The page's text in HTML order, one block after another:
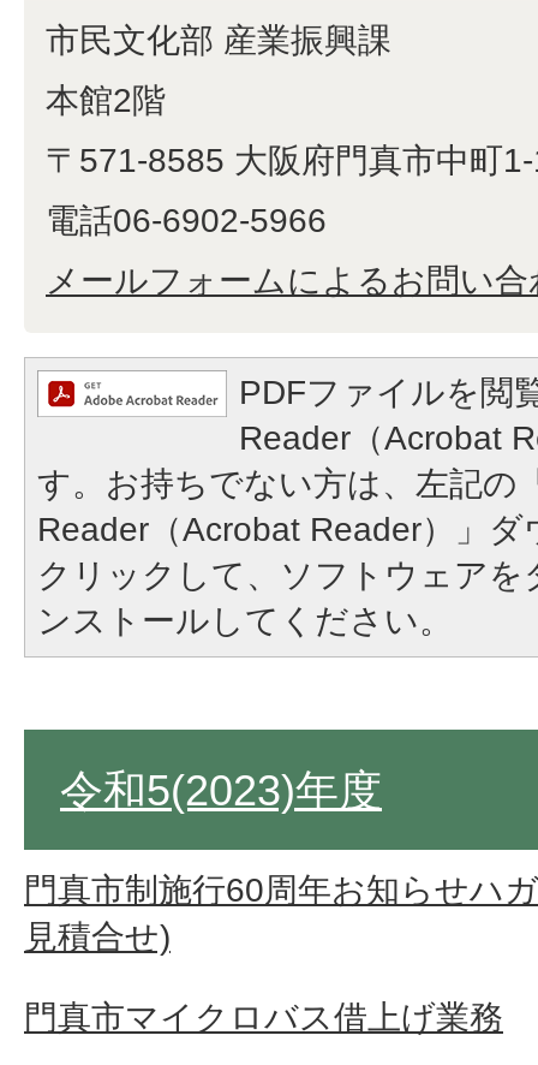
市民文化部 産業振興課
本館2階
〒571-8585 大阪府門真市中町
電話06-6902-5966
メールフォームによるお問い合
PDFファイルを閲
Reader（Acrobat
す。お持ちでない方は、左記の
Reader（Acrobat Reader）」
クリックして、ソフトウェア
ンストールしてください。
令和5(2023)年度
門真市制施行60周年お知らせハ
見積合せ)
門真市マイクロバス借上げ業務